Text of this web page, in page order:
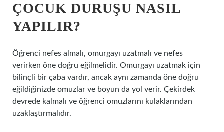
ÇOCUK DURUŞU NASIL
YAPILIR?
Öğrenci nefes almalı, omurgayı uzatmalı ve nefes
verirken öne doğru eğilmelidir. Omurgayı uzatmak için
bilinçli bir çaba vardır, ancak aynı zamanda öne doğru
eğildiğinizde omuzlar ve boyun da yol verir. Çekirdek
devrede kalmalı ve öğrenci omuzlarını kulaklarından
uzaklaştırmalıdır.